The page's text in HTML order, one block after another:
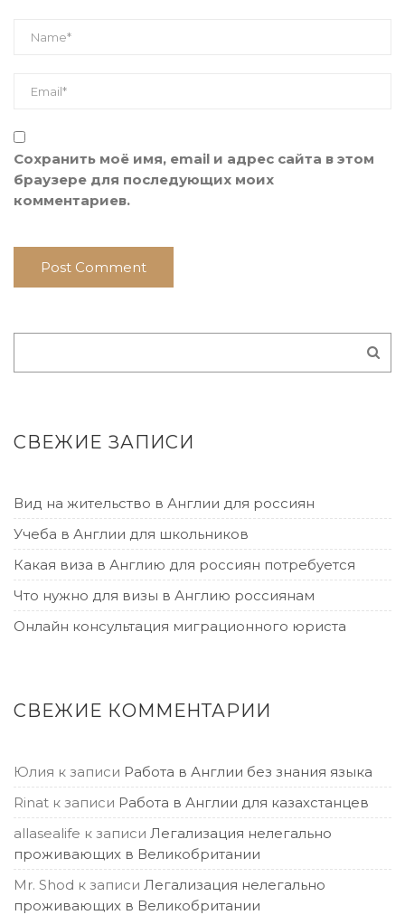
Сохранить моё имя, email и адрес сайта в этом
браузере для последующих моих
комментариев.
СВЕЖИЕ ЗАПИСИ
Вид на жительство в Англии для россиян
Учеба в Англии для школьников
Какая виза в Англию для россиян потребуется
Что нужно для визы в Англию россиянам
Онлайн консультация миграционного юриста
СВЕЖИЕ КОММЕНТАРИИ
Юлия к записи Работа в Англии без знания языка
Rinat к записи Работа в Англии для казахстанцев
allasealife к записи Легализация нелегально
проживающих в Великобритании
Mr. Shod к записи Легализация нелегально
проживающих в Великобритании